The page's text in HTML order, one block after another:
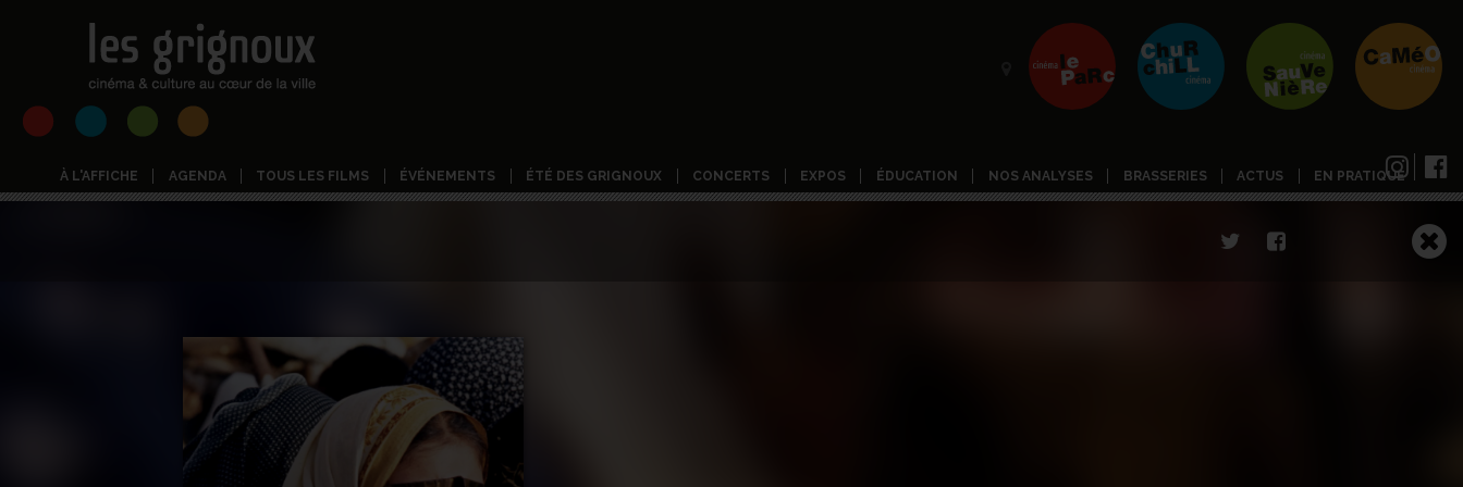
À L'AFFICHE AGENDA TOUS LES FILMS ÉVÉNEMENTS ÉTÉ DES GRIGNOUX CONCERTS EXPOS ÉDUCATION NOS ANALYSES BRASSERIES ACTUS EN PRATIQUE